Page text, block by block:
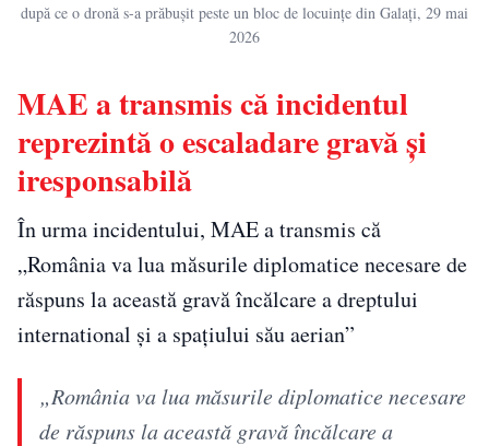
după ce o dronă s-a prăbușit peste un bloc de locuințe din Galați, 29 mai
2026
MAE a transmis că incidentul
reprezintă o escaladare gravă și
iresponsabilă
În urma incidentului, MAE a transmis că
„România va lua măsurile diplomatice necesare de
răspuns la această gravă încălcare a dreptului
international și a spațiului său aerian”
„România va lua măsurile diplomatice necesare
de răspuns la această gravă încălcare a